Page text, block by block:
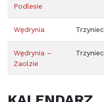
Podlesie
Wędrynia Trzyniec
Wędrynia –
Zaolzie
Trzyniec